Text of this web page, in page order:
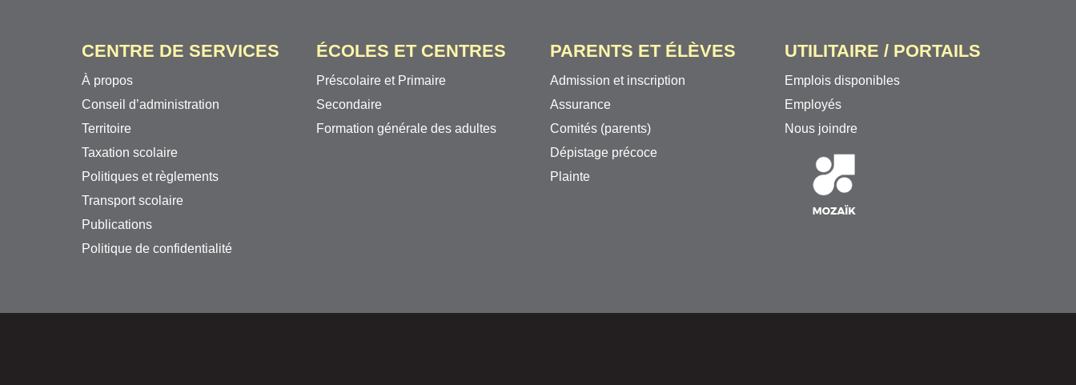
CENTRE DE SERVICES
À propos
Conseil d’administration
Territoire
Taxation scolaire
Politiques et règlements
Transport scolaire
Publications
Politique de confidentialité
ÉCOLES ET CENTRES
Préscolaire et Primaire
Secondaire
Formation générale des adultes
PARENTS ET ÉLÈVES
Admission et inscription
Assurance
Comités (parents)
Dépistage précoce
Plainte
UTILITAIRE / PORTAILS
Emplois disponibles
Employés
Nous joindre